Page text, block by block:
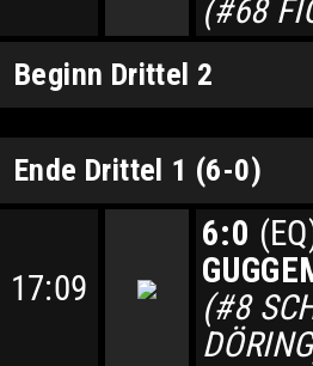
(#68
Beginn Drittel 2
Ende Drittel 1 (6-0)
17:09
6:0
(#8